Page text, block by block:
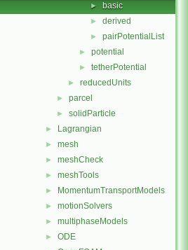
► basic
► derived
► pairPotentialList
► potential
► tetherPotential
► reducedUnits
► parcel
► solidParticle
► Lagrangian
► mesh
► meshCheck
► meshTools
► MomentumTransportModels
► motionSolvers
► multiphaseModels
► ODE